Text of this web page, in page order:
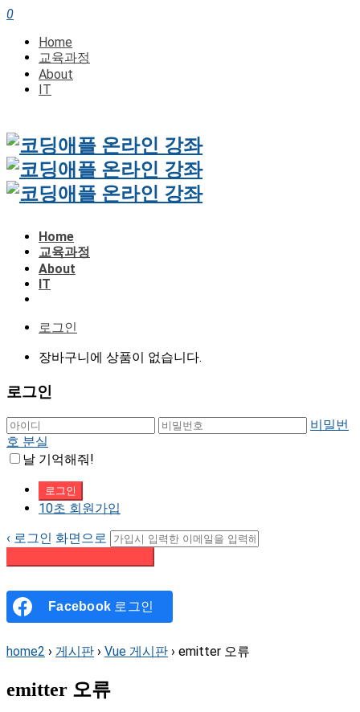
0
Home
교육과정
About
IT
Home
교육과정
About
IT
로그인
장바구니에 상품이 없습니다.
로그인
비밀번
호 분실
날 기억해줘!
10초 회원가입
‹ 로그인 화면으로
Facebook 로그인
home2 › 게시판 › Vue 게시판 › emitter 오류
emitter 오류